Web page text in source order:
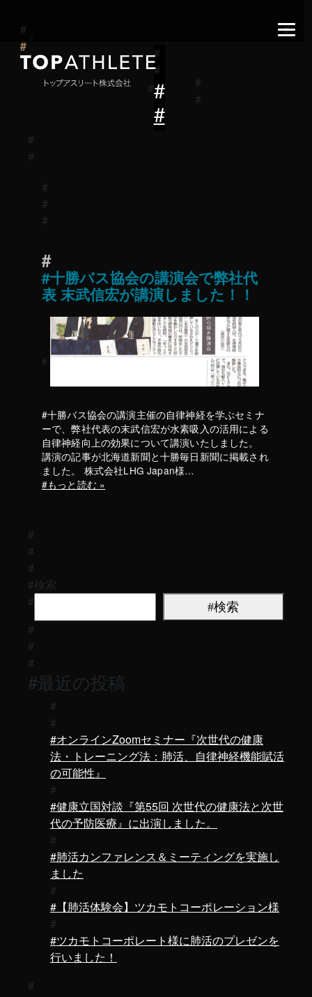
十勝バス協会の講演会で弊社代
表 末武信宏が講演しました！！
十勝バス協会の講演主催の自律神経を学ぶセミナ
ーで、弊社代表の末武信宏が水素吸入の活用による
自律神経向上の効果について講演いたしました。
講演の記事が北海道新聞と十勝毎日新聞に掲載され
ました。 株式会社LHG Japan様…
もっと読む »
検索
検索
最近の投稿
オンラインZoomセミナー『次世代の健康
法・トレーニング法：肺活、自律神経機能賦活
の可能性』
健康立国対談『第55回 次世代の健康法と次世
代の予防医療』に出演しました。
肺活カンファレンス＆ミーティングを実施し
ました
【肺活体験会】ツカモトコーポレーション様
ツカモトコーポレート様に肺活のプレゼンを
行いました！